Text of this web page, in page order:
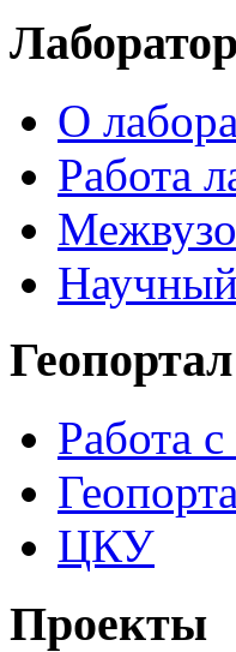
О
Работа
Геопортал
Работа
ЦКУ
Проекты